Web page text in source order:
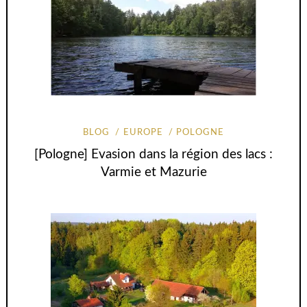
BLOG EUROPE POLOGNE
[Pologne] Evasion dans la région des lacs :
Varmie et Mazurie